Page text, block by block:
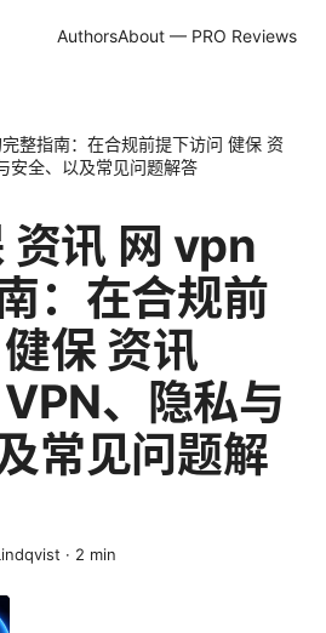
AuthorsAbout — PRO Reviews
整指南：在合规前提下访问 健保 资
安全、以及常见问题解答
资讯 网 vpn
：在合规前
保 资讯
、隐私与
常见问题解
· 2 min